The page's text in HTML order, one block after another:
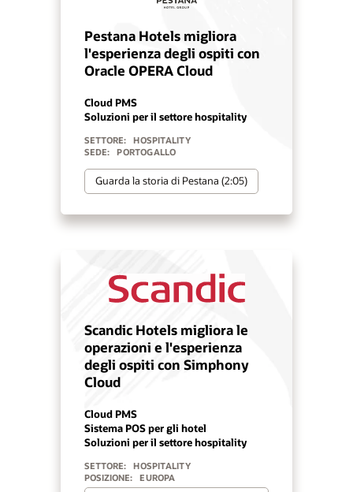
Pestana Hotels migliora
l'esperienza degli ospiti con
Oracle OPERA Cloud
Cloud PMS
Soluzioni per il settore hospitality
SETTORE:
HOSPITALITY
SEDE:
PORTOGALLO
Guarda la storia di Pestana (2:05)
Scandic Hotels migliora le
operazioni e l'esperienza
degli ospiti con Simphony
Cloud
Cloud PMS
Sistema POS per gli hotel
Soluzioni per il settore hospitality
SETTORE:
HOSPITALITY
POSIZIONE:
EUROPA